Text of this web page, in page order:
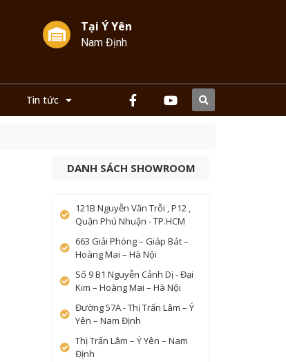
Tại Ý Yên
Nam Định
Tin tức
DANH SÁCH SHOWROOM
121B Nguyễn Văn Trỗi , P12 ,
Quận Phú Nhuận - TP.HCM
663 Giải Phóng – Giáp Bát –
Hoàng Mai – Hà Nội
Số 9 B1 Nguyễn Cảnh Dị - Đại
Kim – Hoàng Mai – Hà Nội
Đường 57A - Thị Trấn Lâm – Ý
Yên – Nam Định
Thị Trấn Lâm – Ý Yên – Nam
Định